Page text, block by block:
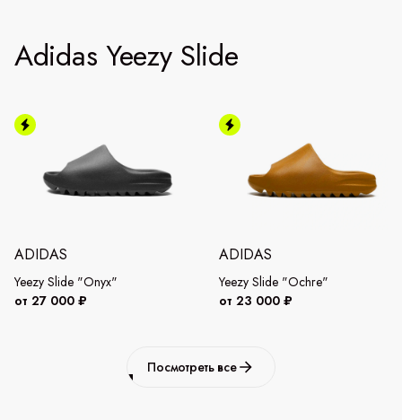
Adidas Yeezy Slide
ADIDAS
Yeezy Slide "Onyx"
от 27 000 ₽
ADIDAS
Yeezy Slide "Ochre"
от 23 000 ₽
Посмотреть все